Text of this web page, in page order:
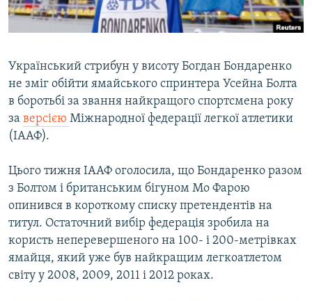
УКРАЇНСЬКА ПРОБЛЕМА КРИМУ
Qırımtatar
Усі сайти RFE/RL
Український стрибун у висоту Богдан Бондаренко
не зміг обійти ямайського спринтера Усейна Болта
в боротьбі за звання найкращого спортсмена року
за версією Міжнародної федерації легкої атлетики
(ІААФ).
Цього тижня ІААФ оголосила, що Бондаренко разом
з Болтом і британським бігуном Мо Фарою
опинився в короткому списку претендентів на
титул. Остаточний вибір федерація зробила на
користь неперевершеного на 100- і 200-метрівках
ямайця, який уже був найкращим легкоатлетом
світу у 2008, 2009, 2011 і 2012 роках.